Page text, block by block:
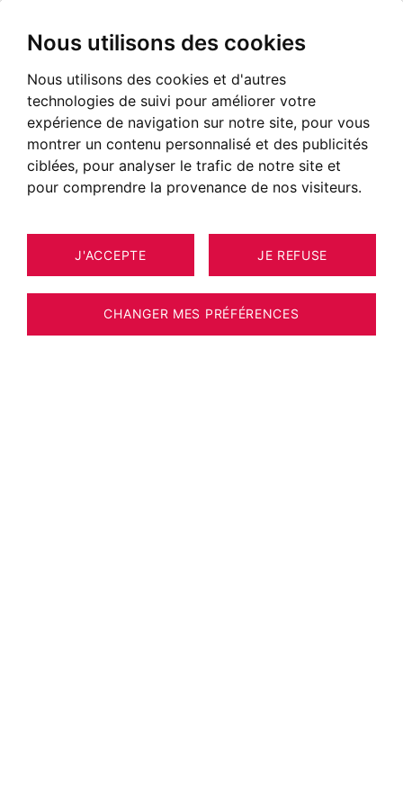
Nous utilisons des cookies
Nous utilisons des cookies et d'autres
technologies de suivi pour améliorer votre
expérience de navigation sur notre site, pour vous
montrer un contenu personnalisé et des publicités
ciblées, pour analyser le trafic de notre site et
pour comprendre la provenance de nos visiteurs.
J'ACCEPTE JE REFUSE
CHANGER MES PRÉFÉRENCES
BARÈME DES HONORAIRES D'AGENCES BARNES
Dernière mise à jour, le 23/01/2024
Consulter nos honoraires
Retour aux principales pages :
Tous nos biens à vendre
Tous nos biens en location saisonnière